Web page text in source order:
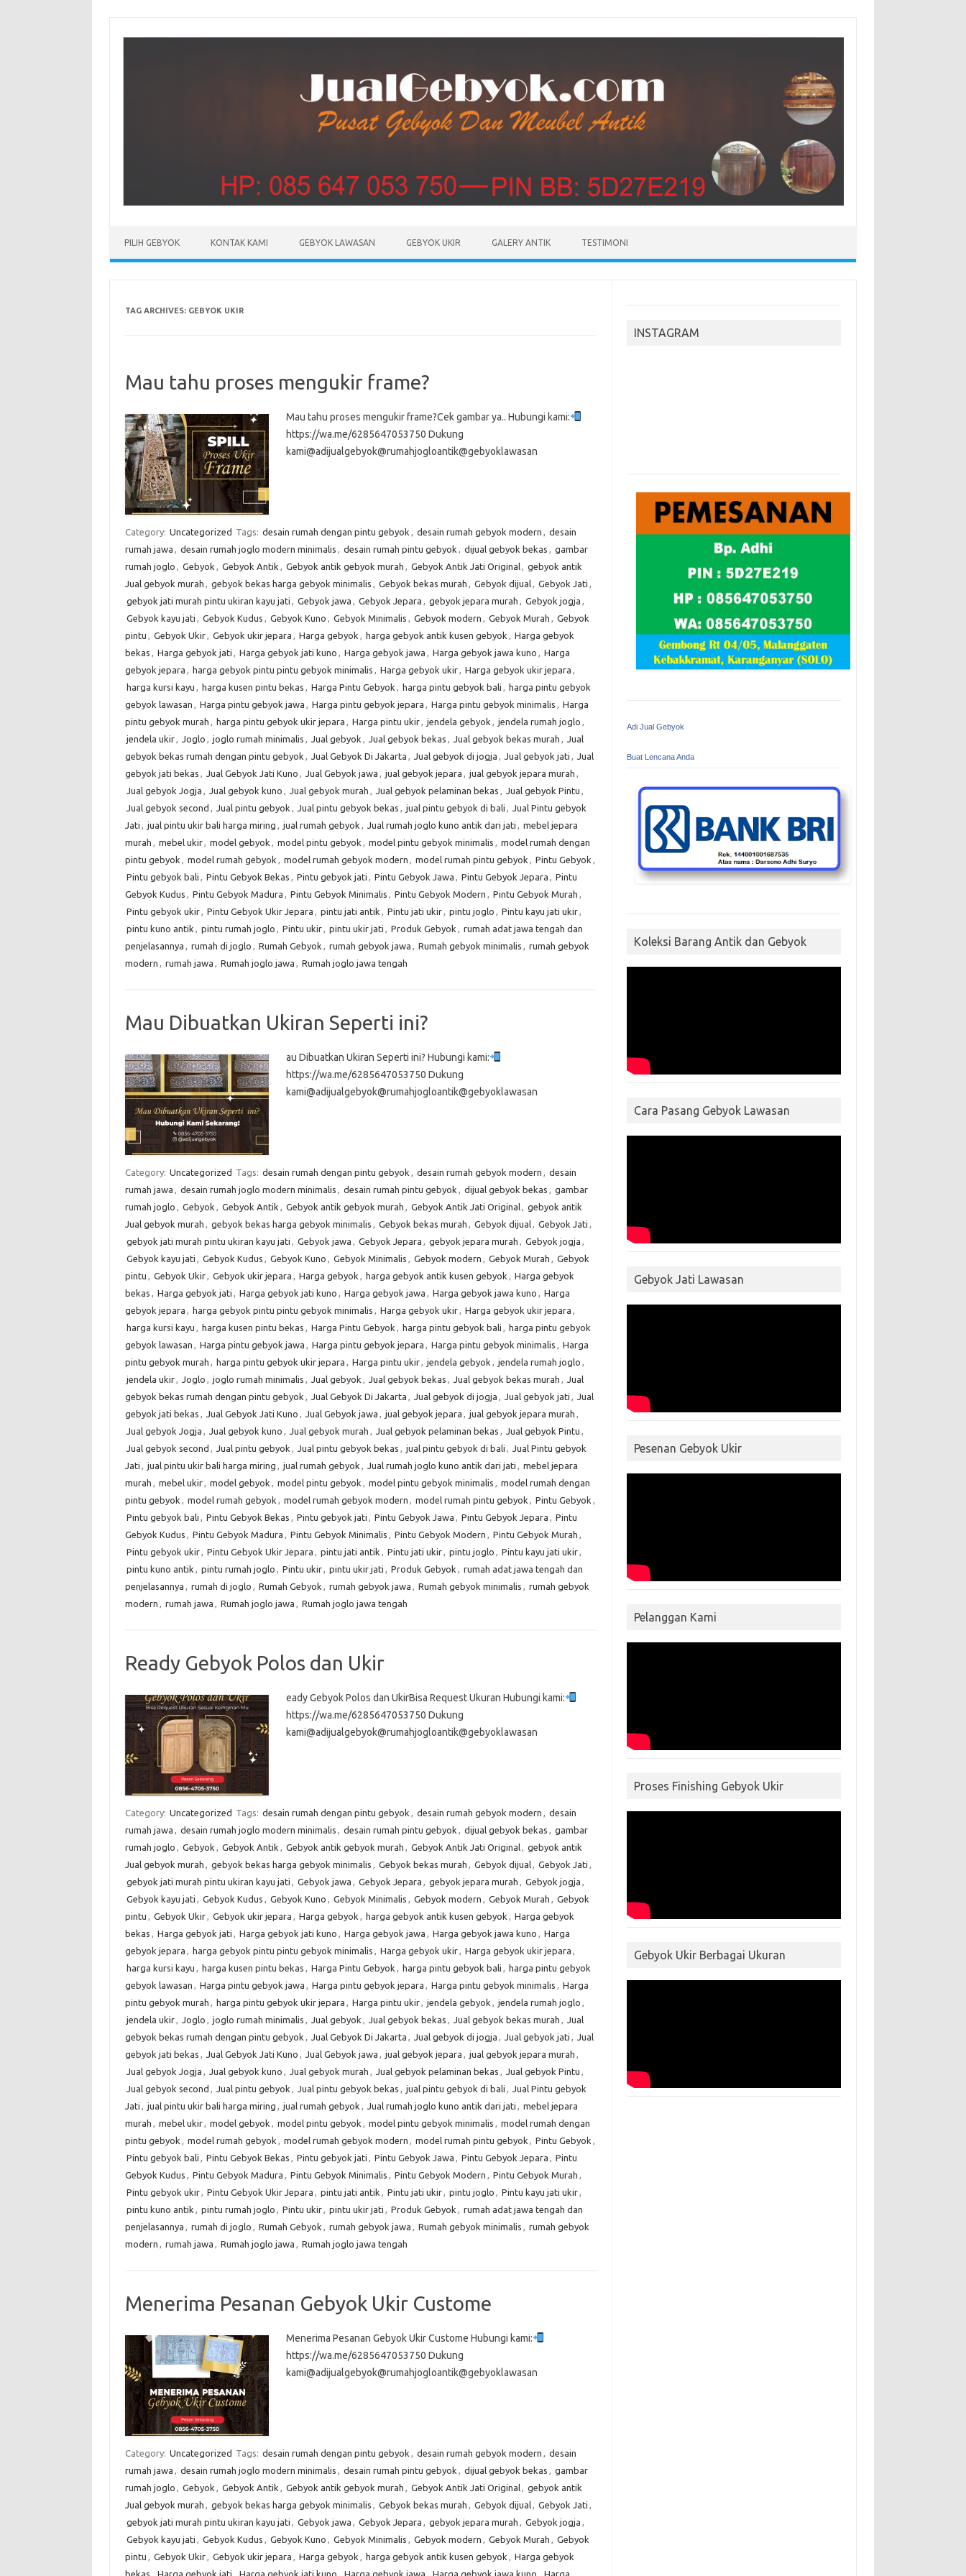
PILIH GEBYOK KONTAK KAMI GEBYOK LAWASAN GEBYOK UKIR GALERY ANTIK TESTIMONI
TAG ARCHIVES: GEBYOK UKIR
Mau tahu proses mengukir frame?
Mau tahu proses mengukir frame?Cek gambar ya.. Hubungi kami:
https://wa.me/6285647053750 Dukung
kami@adijualgebyok@rumahjogloantik@gebyoklawasan
Category: Uncategorized Tags: desain rumah dengan pintu gebyok , desain rumah gebyok modern , desain
rumah jawa , desain rumah joglo modern minimalis , desain rumah pintu gebyok , dijual gebyok bekas , gambar
rumah joglo , Gebyok , Gebyok Antik , Gebyok antik gebyok murah , Gebyok Antik Jati Original, gebyok antik
Jual gebyok murah , gebyok bekas harga gebyok minimalis , Gebyok bekas murah , Gebyok dijual, Gebyok Jati ,
gebyok jati murah pintu ukiran kayu jati , Gebyok jawa , Gebyok Jepara , gebyok jepara murah , Gebyok jogja ,
Gebyok kayu jati , Gebyok Kudus , Gebyok Kuno , Gebyok Minimalis , Gebyok modern , Gebyok Murah , Gebyok
pintu , Gebyok Ukir, Gebyok ukir jepara , Harga gebyok , harga gebyok antik kusen gebyok , Harga gebyok
bekas , Harga gebyok jati , Harga gebyok jati kuno , Harga gebyok jawa , Harga gebyok jawa kuno , Harga
gebyok jepara , harga gebyok pintu pintu gebyok minimalis , Harga gebyok ukir, Harga gebyok ukir jepara ,
harga kursi kayu , harga kusen pintu bekas , Harga Pintu Gebyok , harga pintu gebyok bali , harga pintu gebyok
gebyok lawasan , Harga pintu gebyok jawa , Harga pintu gebyok jepara , Harga pintu gebyok minimalis , Harga
pintu gebyok murah , harga pintu gebyok ukir jepara , Harga pintu ukir, jendela gebyok , jendela rumah joglo ,
jendela ukir, Joglo , joglo rumah minimalis , Jual gebyok , Jual gebyok bekas , Jual gebyok bekas murah , Jual
gebyok bekas rumah dengan pintu gebyok , Jual Gebyok Di Jakarta , Jual gebyok di jogja , Jual gebyok jati , Jual
gebyok jati bekas , Jual Gebyok Jati Kuno , Jual Gebyok jawa , jual gebyok jepara , jual gebyok jepara murah ,
Jual gebyok Jogja , Jual gebyok kuno , Jual gebyok murah , Jual gebyok pelaminan bekas , Jual gebyok Pintu ,
Jual gebyok second , Jual pintu gebyok , Jual pintu gebyok bekas , jual pintu gebyok di bali , Jual Pintu gebyok
Jati , jual pintu ukir bali harga miring , jual rumah gebyok , Jual rumah joglo kuno antik dari jati , mebel jepara
murah , mebel ukir, model gebyok , model pintu gebyok , model pintu gebyok minimalis , model rumah dengan
pintu gebyok , model rumah gebyok , model rumah gebyok modern , model rumah pintu gebyok , Pintu Gebyok ,
Pintu gebyok bali , Pintu Gebyok Bekas , Pintu gebyok jati , Pintu Gebyok Jawa , Pintu Gebyok Jepara , Pintu
Gebyok Kudus , Pintu Gebyok Madura , Pintu Gebyok Minimalis , Pintu Gebyok Modern , Pintu Gebyok Murah ,
Pintu gebyok ukir, Pintu Gebyok Ukir Jepara , pintu jati antik , Pintu jati ukir, pintu joglo , Pintu kayu jati ukir,
pintu kuno antik , pintu rumah joglo , Pintu ukir, pintu ukir jati , Produk Gebyok , rumah adat jawa tengah dan
penjelasannya , rumah di joglo , Rumah Gebyok , rumah gebyok jawa , Rumah gebyok minimalis , rumah gebyok
modern , rumah jawa , Rumah joglo jawa , Rumah joglo jawa tengah
Mau Dibuatkan Ukiran Seperti ini?
au Dibuatkan Ukiran Seperti ini? Hubungi kami:
https://wa.me/6285647053750 Dukung
kami@adijualgebyok@rumahjogloantik@gebyoklawasan
Category: Uncategorized Tags: desain rumah dengan pintu gebyok , desain rumah gebyok modern , desain
rumah jawa , desain rumah joglo modern minimalis , desain rumah pintu gebyok , dijual gebyok bekas , gambar
rumah joglo , Gebyok , Gebyok Antik , Gebyok antik gebyok murah , Gebyok Antik Jati Original, gebyok antik
Jual gebyok murah , gebyok bekas harga gebyok minimalis , Gebyok bekas murah , Gebyok dijual, Gebyok Jati ,
gebyok jati murah pintu ukiran kayu jati , Gebyok jawa , Gebyok Jepara , gebyok jepara murah , Gebyok jogja ,
Gebyok kayu jati , Gebyok Kudus , Gebyok Kuno , Gebyok Minimalis , Gebyok modern , Gebyok Murah , Gebyok
pintu , Gebyok Ukir, Gebyok ukir jepara , Harga gebyok , harga gebyok antik kusen gebyok , Harga gebyok
bekas , Harga gebyok jati , Harga gebyok jati kuno , Harga gebyok jawa , Harga gebyok jawa kuno , Harga
gebyok jepara , harga gebyok pintu pintu gebyok minimalis , Harga gebyok ukir, Harga gebyok ukir jepara ,
harga kursi kayu , harga kusen pintu bekas , Harga Pintu Gebyok , harga pintu gebyok bali , harga pintu gebyok
gebyok lawasan , Harga pintu gebyok jawa , Harga pintu gebyok jepara , Harga pintu gebyok minimalis , Harga
pintu gebyok murah , harga pintu gebyok ukir jepara , Harga pintu ukir, jendela gebyok , jendela rumah joglo ,
jendela ukir, Joglo , joglo rumah minimalis , Jual gebyok , Jual gebyok bekas , Jual gebyok bekas murah , Jual
gebyok bekas rumah dengan pintu gebyok , Jual Gebyok Di Jakarta , Jual gebyok di jogja , Jual gebyok jati , Jual
gebyok jati bekas , Jual Gebyok Jati Kuno , Jual Gebyok jawa , jual gebyok jepara , jual gebyok jepara murah ,
Jual gebyok Jogja , Jual gebyok kuno , Jual gebyok murah , Jual gebyok pelaminan bekas , Jual gebyok Pintu ,
Jual gebyok second , Jual pintu gebyok , Jual pintu gebyok bekas , jual pintu gebyok di bali , Jual Pintu gebyok
Jati , jual pintu ukir bali harga miring , jual rumah gebyok , Jual rumah joglo kuno antik dari jati , mebel jepara
murah , mebel ukir, model gebyok , model pintu gebyok , model pintu gebyok minimalis , model rumah dengan
pintu gebyok , model rumah gebyok , model rumah gebyok modern , model rumah pintu gebyok , Pintu Gebyok ,
Pintu gebyok bali , Pintu Gebyok Bekas , Pintu gebyok jati , Pintu Gebyok Jawa , Pintu Gebyok Jepara , Pintu
Gebyok Kudus , Pintu Gebyok Madura , Pintu Gebyok Minimalis , Pintu Gebyok Modern , Pintu Gebyok Murah ,
Pintu gebyok ukir, Pintu Gebyok Ukir Jepara , pintu jati antik , Pintu jati ukir, pintu joglo , Pintu kayu jati ukir,
pintu kuno antik , pintu rumah joglo , Pintu ukir, pintu ukir jati , Produk Gebyok , rumah adat jawa tengah dan
penjelasannya , rumah di joglo , Rumah Gebyok , rumah gebyok jawa , Rumah gebyok minimalis , rumah gebyok
modern , rumah jawa , Rumah joglo jawa , Rumah joglo jawa tengah
Ready Gebyok Polos dan Ukir
eady Gebyok Polos dan UkirBisa Request Ukuran Hubungi kami:
https://wa.me/6285647053750 Dukung
kami@adijualgebyok@rumahjogloantik@gebyoklawasan
Category: Uncategorized Tags: desain rumah dengan pintu gebyok , desain rumah gebyok modern , desain
rumah jawa , desain rumah joglo modern minimalis , desain rumah pintu gebyok , dijual gebyok bekas , gambar
rumah joglo , Gebyok , Gebyok Antik , Gebyok antik gebyok murah , Gebyok Antik Jati Original, gebyok antik
Jual gebyok murah , gebyok bekas harga gebyok minimalis , Gebyok bekas murah , Gebyok dijual, Gebyok Jati ,
gebyok jati murah pintu ukiran kayu jati , Gebyok jawa , Gebyok Jepara , gebyok jepara murah , Gebyok jogja ,
Gebyok kayu jati , Gebyok Kudus , Gebyok Kuno , Gebyok Minimalis , Gebyok modern , Gebyok Murah , Gebyok
pintu , Gebyok Ukir, Gebyok ukir jepara , Harga gebyok , harga gebyok antik kusen gebyok , Harga gebyok
bekas , Harga gebyok jati , Harga gebyok jati kuno , Harga gebyok jawa , Harga gebyok jawa kuno , Harga
gebyok jepara , harga gebyok pintu pintu gebyok minimalis , Harga gebyok ukir, Harga gebyok ukir jepara ,
harga kursi kayu , harga kusen pintu bekas , Harga Pintu Gebyok , harga pintu gebyok bali , harga pintu gebyok
gebyok lawasan , Harga pintu gebyok jawa , Harga pintu gebyok jepara , Harga pintu gebyok minimalis , Harga
pintu gebyok murah , harga pintu gebyok ukir jepara , Harga pintu ukir, jendela gebyok , jendela rumah joglo ,
jendela ukir, Joglo , joglo rumah minimalis , Jual gebyok , Jual gebyok bekas , Jual gebyok bekas murah , Jual
gebyok bekas rumah dengan pintu gebyok , Jual Gebyok Di Jakarta , Jual gebyok di jogja , Jual gebyok jati , Jual
gebyok jati bekas , Jual Gebyok Jati Kuno , Jual Gebyok jawa , jual gebyok jepara , jual gebyok jepara murah ,
Jual gebyok Jogja , Jual gebyok kuno , Jual gebyok murah , Jual gebyok pelaminan bekas , Jual gebyok Pintu ,
Jual gebyok second , Jual pintu gebyok , Jual pintu gebyok bekas , jual pintu gebyok di bali , Jual Pintu gebyok
Jati , jual pintu ukir bali harga miring , jual rumah gebyok , Jual rumah joglo kuno antik dari jati , mebel jepara
murah , mebel ukir, model gebyok , model pintu gebyok , model pintu gebyok minimalis , model rumah dengan
pintu gebyok , model rumah gebyok , model rumah gebyok modern , model rumah pintu gebyok , Pintu Gebyok ,
Pintu gebyok bali , Pintu Gebyok Bekas , Pintu gebyok jati , Pintu Gebyok Jawa , Pintu Gebyok Jepara , Pintu
Gebyok Kudus , Pintu Gebyok Madura , Pintu Gebyok Minimalis , Pintu Gebyok Modern , Pintu Gebyok Murah ,
Pintu gebyok ukir, Pintu Gebyok Ukir Jepara , pintu jati antik , Pintu jati ukir, pintu joglo , Pintu kayu jati ukir,
pintu kuno antik , pintu rumah joglo , Pintu ukir, pintu ukir jati , Produk Gebyok , rumah adat jawa tengah dan
penjelasannya , rumah di joglo , Rumah Gebyok , rumah gebyok jawa , Rumah gebyok minimalis , rumah gebyok
modern , rumah jawa , Rumah joglo jawa , Rumah joglo jawa tengah
Menerima Pesanan Gebyok Ukir Custome
Menerima Pesanan Gebyok Ukir Custome Hubungi kami:
https://wa.me/6285647053750 Dukung
kami@adijualgebyok@rumahjogloantik@gebyoklawasan
Category: Uncategorized Tags: desain rumah dengan pintu gebyok , desain rumah gebyok modern , desain
rumah jawa , desain rumah joglo modern minimalis , desain rumah pintu gebyok , dijual gebyok bekas , gambar
rumah joglo , Gebyok , Gebyok Antik , Gebyok antik gebyok murah , Gebyok Antik Jati Original, gebyok antik
Jual gebyok murah , gebyok bekas harga gebyok minimalis , Gebyok bekas murah , Gebyok dijual, Gebyok Jati ,
gebyok jati murah pintu ukiran kayu jati , Gebyok jawa , Gebyok Jepara , gebyok jepara murah , Gebyok jogja ,
Gebyok kayu jati , Gebyok Kudus , Gebyok Kuno , Gebyok Minimalis , Gebyok modern , Gebyok Murah , Gebyok
pintu , Gebyok Ukir, Gebyok ukir jepara , Harga gebyok , harga gebyok antik kusen gebyok , Harga gebyok
bekas
Harga gebyok jati Harga gebyok jati kuno Harga gebyok jawa Harga gebyok jawa kuno Harga
INSTAGRAM
Adi Jual Gebyok
Buat Lencana Anda
Koleksi Barang Antik dan Gebyok
Cara Pasang Gebyok Lawasan
Gebyok Jati Lawasan
Pesenan Gebyok Ukir
Pelanggan Kami
Proses Finishing Gebyok Ukir
Gebyok Ukir Berbagai Ukuran